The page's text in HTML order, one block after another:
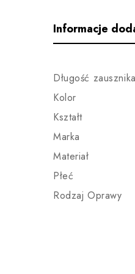
Informacje
Długość zausznika
Kolor
Kształt
Marka
Materiał
Płeć
Rodzaj Oprawy